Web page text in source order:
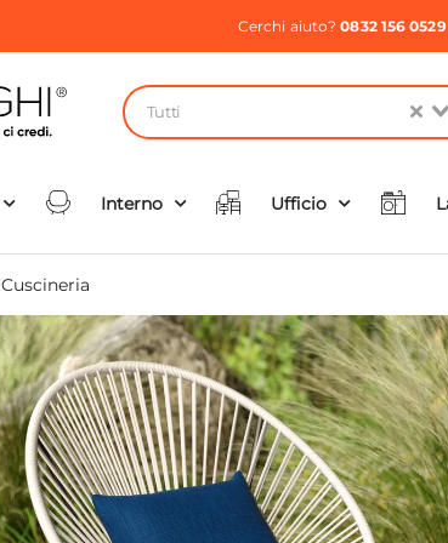
Cerchi aiuto?0832 156 0529
Tutti
Interno Ufficio
Cuscineria